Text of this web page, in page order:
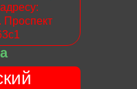
Проспект